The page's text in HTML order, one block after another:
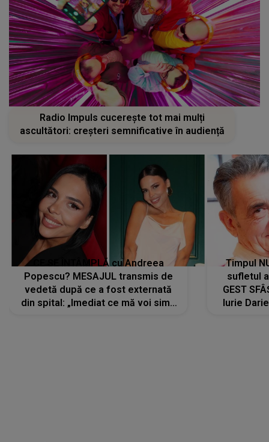
Radio Impuls cucerește tot mai mulți
ascultători: creșteri semnificative în audiență
CE SE ÎNTÂMPLĂ cu Andreea
Popescu? MESAJUL transmis de
vedetă după ce a fost externată
din spital: „Imediat ce mă voi simți
Timpul
sufletul
GEST
Iurie